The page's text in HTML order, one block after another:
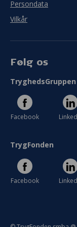
Persondata
Vilkår
Følg os
TryghedsGruppen
Facebook
TrygFonden
Facebook